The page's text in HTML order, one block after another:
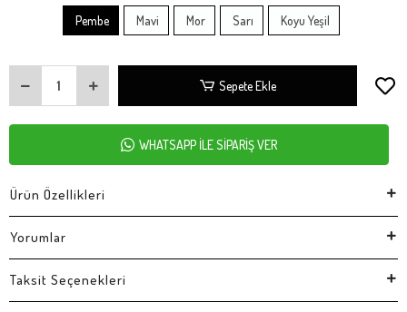
Pembe Mavi Mor Sarı Koyu Yeşil
Sepete Ekle
WHATSAPP İLE SİPARİŞ VER
Ürün Özellikleri
Yorumlar
Taksit Seçenekleri